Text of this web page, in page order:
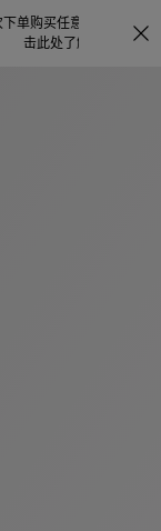
打印服务点